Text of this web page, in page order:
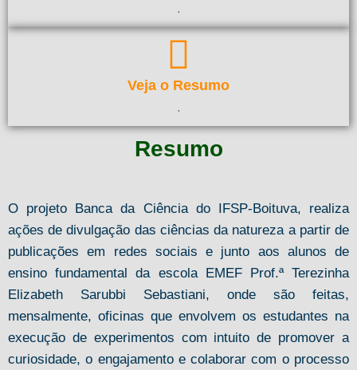
.
Veja o Resumo
.
Resumo
O projeto Banca da Ciência do IFSP-Boituva, realiza
ações de divulgação das ciências da natureza a partir de
publicações em redes sociais e junto aos alunos de
ensino fundamental da escola EMEF Prof.ª Terezinha
Elizabeth Sarubbi Sebastiani, onde são feitas,
mensalmente, oficinas que envolvem os estudantes na
execução de experimentos com intuito de promover a
curiosidade, o engajamento e colaborar com o processo